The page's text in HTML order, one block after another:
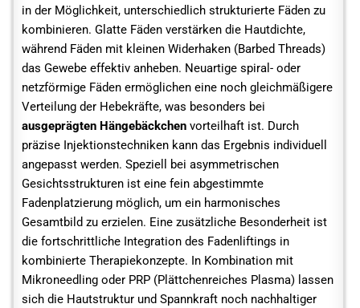
in der Möglichkeit, unterschiedlich strukturierte Fäden zu
kombinieren. Glatte Fäden verstärken die Hautdichte,
während Fäden mit kleinen Widerhaken (Barbed Threads)
das Gewebe effektiv anheben. Neuartige spiral- oder
netzförmige Fäden ermöglichen eine noch gleichmäßigere
Verteilung der Hebekräfte, was besonders bei
ausgeprägten Hängebäckchen vorteilhaft ist. Durch
präzise Injektionstechniken kann das Ergebnis individuell
angepasst werden. Speziell bei asymmetrischen
Gesichtsstrukturen ist eine fein abgestimmte
Fadenplatzierung möglich, um ein harmonisches
Gesamtbild zu erzielen. Eine zusätzliche Besonderheit ist
die fortschrittliche Integration des Fadenliftings in
kombinierte Therapiekonzepte. In Kombination mit
Mikroneedling oder PRP (Plättchenreiches Plasma) lassen
sich die Hautstruktur und Spannkraft noch nachhaltiger